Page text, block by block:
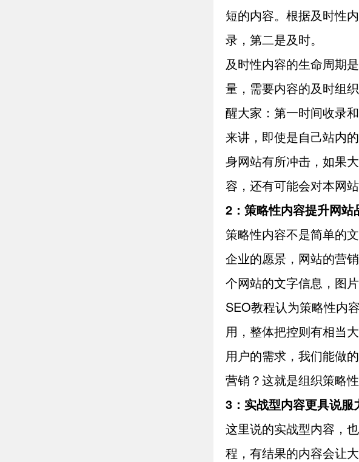
短的内容。根据及时性
录，第二是及时。
及时性内容的生命周期
量，需要内容的及时组
醒大家：第一时间收录
来讲，即使是自己站内
身网站有所冲击，如果
容，还有可能会对本网
2：策略性内容提升网站
策略性内容不是简单的
企业的愿景，网站的营
个网站的文字信息，图
SEO教程认为策略性内
用，整体把控则有相当
用户的需求，我们能做
营销？这就是组织策略
3：实战型内容更具说服
这里说的实战型内容，
程，有结果的内容会让